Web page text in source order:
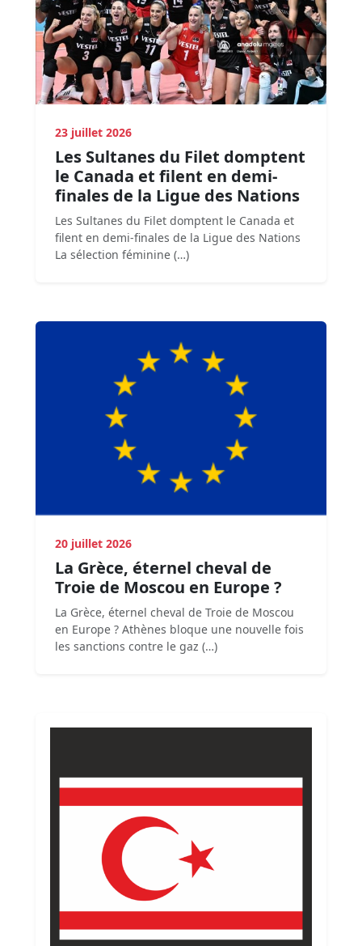
23 juillet 2026
Les Sultanes du Filet domptent
le Canada et filent en demi-
finales de la Ligue des Nations
Les Sultanes du Filet domptent le Canada et
filent en demi-finales de la Ligue des Nations
La sélection féminine (…)
20 juillet 2026
La Grèce, éternel cheval de
Troie de Moscou en Europe ?
La Grèce, éternel cheval de Troie de Moscou
en Europe ? Athènes bloque une nouvelle fois
les sanctions contre le gaz (…)